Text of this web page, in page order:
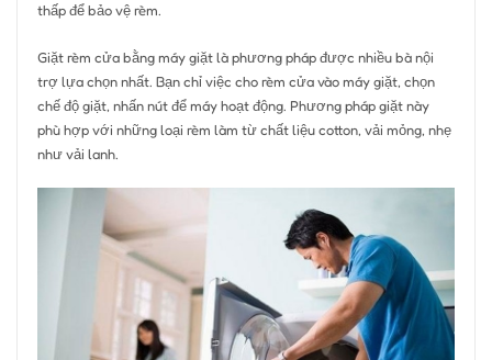
thấp để bảo vệ rèm.
Giặt rèm cửa bằng máy giặt là phương pháp được nhiều bà nội
trợ lựa chọn nhất. Bạn chỉ việc cho rèm cửa vào máy giặt, chọn
chế độ giặt, nhấn nút để máy hoạt động. Phương pháp giặt này
phù hợp với những loại rèm làm từ chất liệu cotton, vải mỏng, nhẹ
như vải lanh.